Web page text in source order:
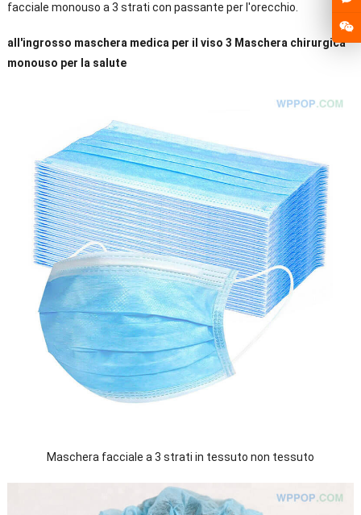
facciale monouso a 3 strati con passante per l'orecchio.
all'ingrosso maschera medica per il viso 3 Maschera chirurgica
monouso per la salute
Maschera facciale a 3 strati in tessuto non tessuto